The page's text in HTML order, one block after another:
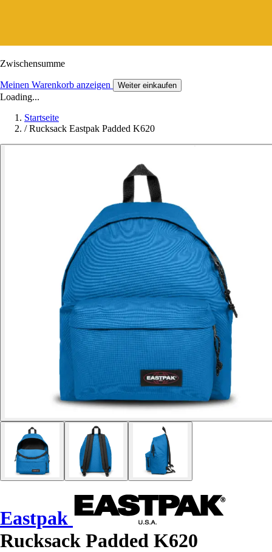
Zwischensumme
Meinen Warenkorb anzeigen Weiter einkaufen
Loading...
Startseite
/ Rucksack Eastpak Padded K620
Eastpak
Rucksack Padded K620